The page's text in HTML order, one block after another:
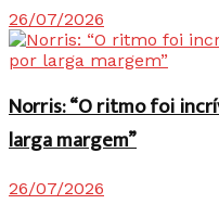
26/07/2026
Norris: “O ritmo foi
larga margem”
26/07/2026